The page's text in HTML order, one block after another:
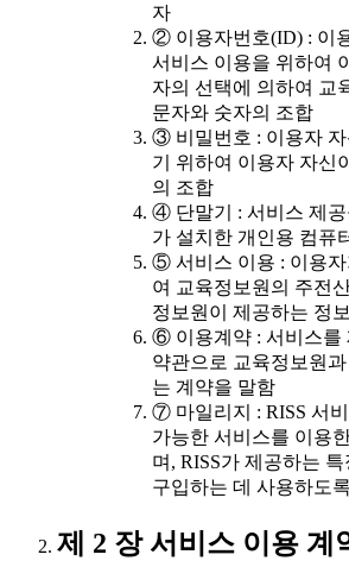
자
② 이용자번호(ID) : 이
서비스 이용을 위하여
자의 선택에 의하여 교
문자와 숫자의 조합
③ 비밀번호 : 이용자
기 위하여 이용자 자신
의 조합
④ 단말기 : 서비스 제
가 설치한 개인용 컴퓨
⑤ 서비스 이용 : 이용
여 교육정보원의 주전
정보원이 제공하는 정
⑥ 이용계약 : 서비스를
약관으로 교육정보원
는 계약을 말함
⑦ 마일리지 : RISS 서
가능한 서비스를 이용
며, RISS가 제공하는
구입하는 데 사용하도
제 2 장 서비스 이용 계